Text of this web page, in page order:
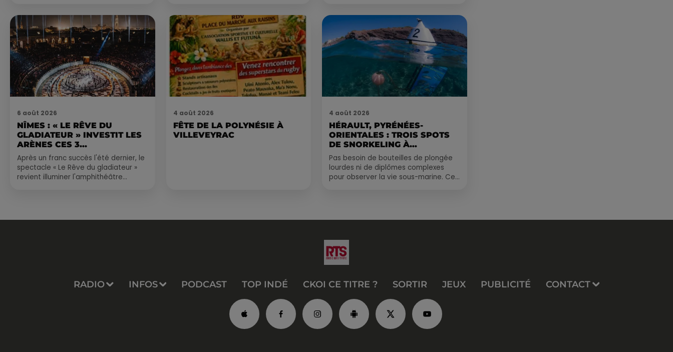
6 août 2026
NÎMES : « LE RÊVE DU
GLADIATEUR » INVESTIT LES
ARÈNES CES 3...
Après un franc succès l'été dernier, le
spectacle « Le Rêve du gladiateur »
revient illuminer l'amphithéâtre
4 août 2026
FÊTE DE LA POLYNÉSIE À
VILLEVEYRAC
4 août 2026
HÉRAULT, PYRÉNÉES-
ORIENTALES : TROIS SPOTS
DE SNORKELING À
EXPLORER...
Pas besoin de bouteilles de plongée
lourdes ni de diplômes complexes
pour observer la vie sous-marine. Cet
RADIO INFOS PODCAST TOP INDÉ CKOI CE TITRE ? SORTIR JEUX PUBLICITÉ CONTACT